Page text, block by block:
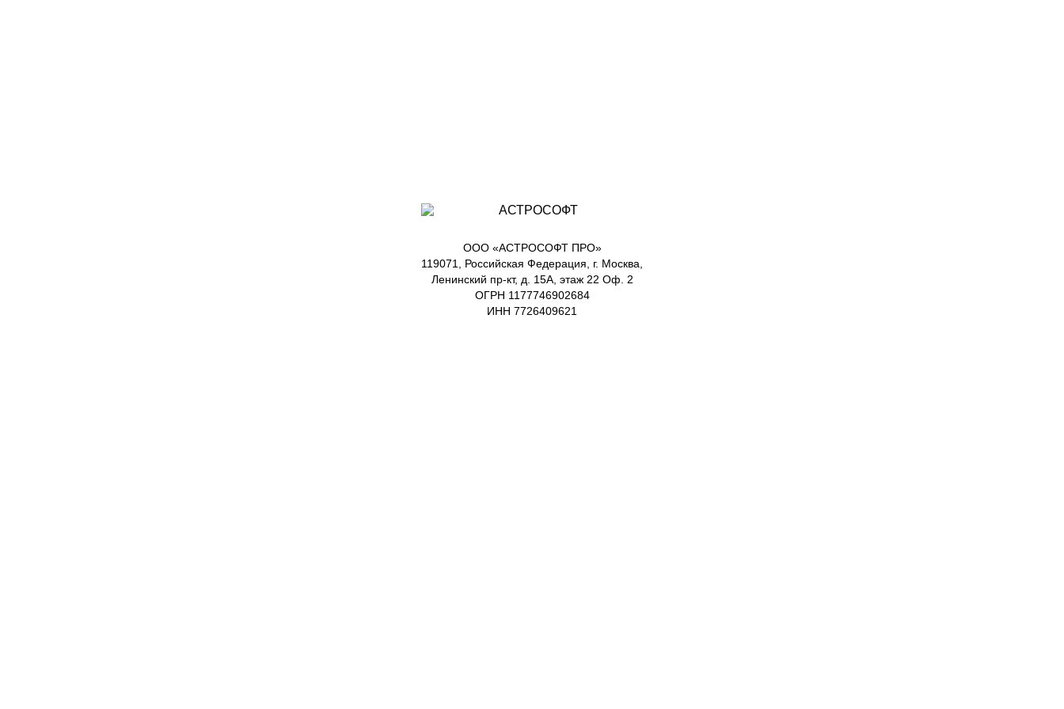
ООО «АСТРОСОФТ ПРО»
119071, Российская Федерация, г. Москва,
Ленинский пр-кт, д. 15А, этаж 22 Оф. 2
ОГРН 1177746902684
ИНН 7726409621